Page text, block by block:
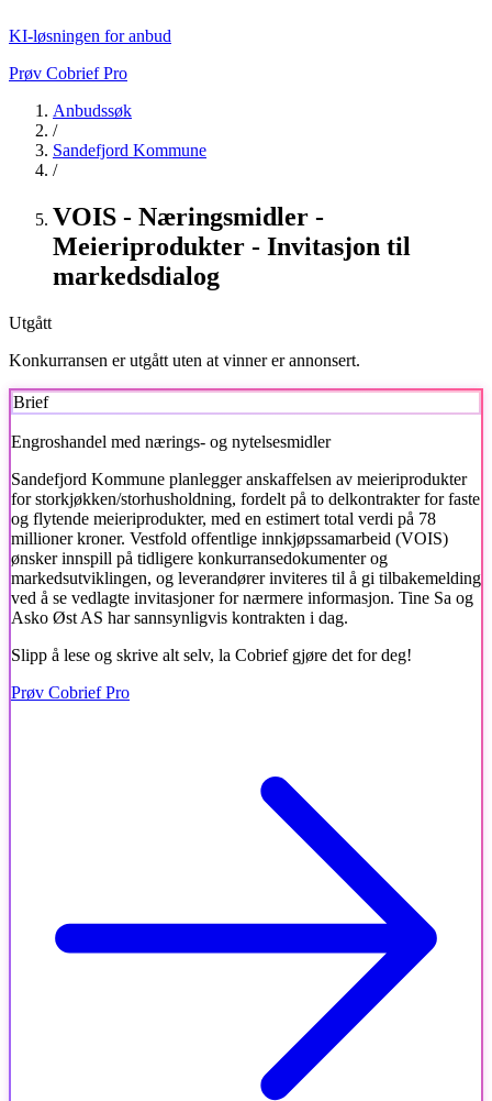
KI-løsningen for anbud
Prøv Cobrief Pro
Anbudssøk
/
Sandefjord Kommune
/
VOIS - Næringsmidler -
Meieriprodukter - Invitasjon til
markedsdialog
Utgått
Konkurransen er utgått uten at vinner er annonsert.
Brief
Engroshandel med nærings- og nytelsesmidler
Sandefjord Kommune planlegger anskaffelsen av meieriprodukter
for storkjøkken/storhusholdning, fordelt på to delkontrakter for faste
og flytende meieriprodukter, med en estimert total verdi på 78
millioner kroner. Vestfold offentlige innkjøpssamarbeid (VOIS)
ønsker innspill på tidligere konkurransedokumenter og
markedsutviklingen, og leverandører inviteres til å gi tilbakemelding
ved å se vedlagte invitasjoner for nærmere informasjon. Tine Sa og
Asko Øst AS har sannsynligvis kontrakten i dag.
Slipp å lese og skrive alt selv, la Cobrief gjøre det for deg!
Prøv Cobrief Pro